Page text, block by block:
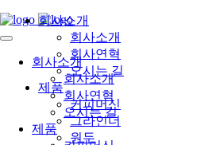
회사소개
회사소개
회사연혁
오시는 길
제품
회사소개
회사소개
회사연혁
오시는 길
제품
커피머신
그라인더
원두